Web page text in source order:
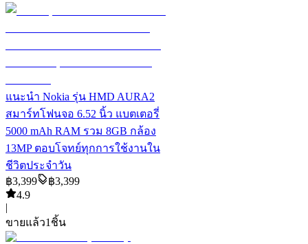
แนะนำ Nokia รุ่น HMD AURA2
สมาร์ทโฟนจอ 6.52 นิ้ว แบตเตอรี่
5000 mAh RAM รวม 8GB กล้อง
13MP ตอบโจทย์ทุกการใช้งานใน
ชีวิตประจำวัน
฿3,399 ฿3,399
4.9
|
ขายแล้ว1 ชิ้น